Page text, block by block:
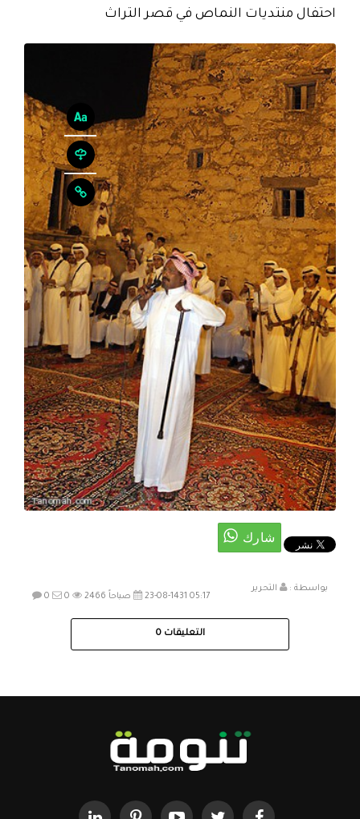
احتفال منتديات النماص في قصر التراث
بواسطة :
التحرير
23-08-1431 05:17 صباحاً
0 0 2466
التعليقات 0